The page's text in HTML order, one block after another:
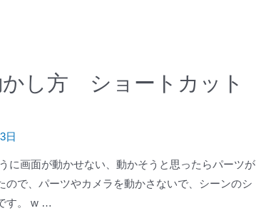
し方 ショートカット
日
に画面が動かせない、動かそうと思ったらパーツが
で、パーツやカメラを動かさないで、シーンのシ
す。 w …